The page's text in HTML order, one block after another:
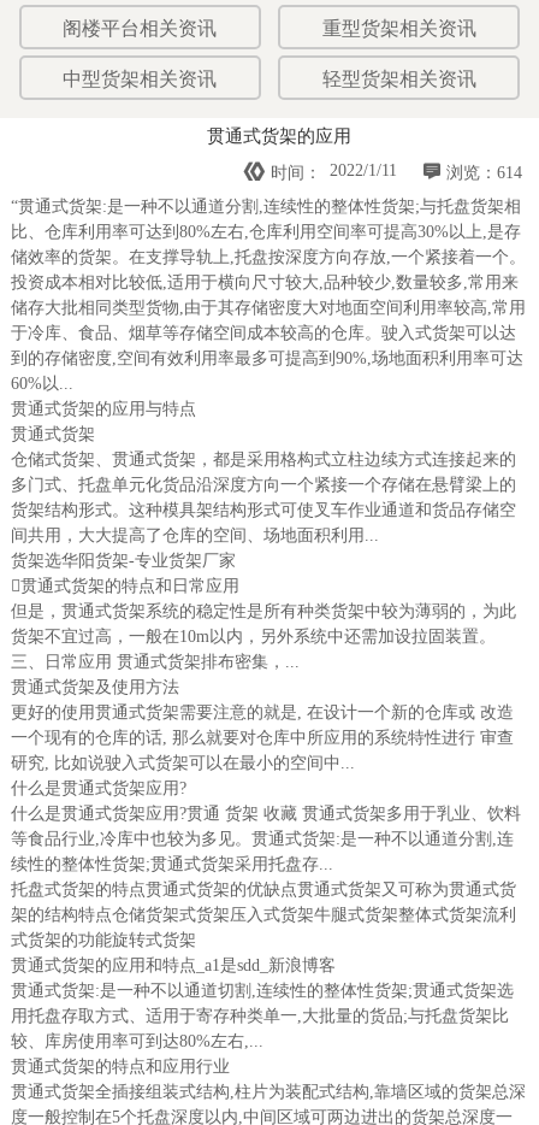
阁楼平台相关资讯 重型货架相关资讯
中型货架相关资讯 轻型货架相关资讯
贯通式货架的应用
 浏览：614
 时间：
2022/1/11
“贯通式货架:是一种不以通道分割,连续性的整体性货架;与托盘货架相
比、仓库利用率可达到80%左右,仓库利用空间率可提高30%以上,是存
储效率的货架。在支撑导轨上,托盘按深度方向存放,一个紧接着一个。
投资成本相对比较低,适用于横向尺寸较大,品种较少,数量较多,常用来
储存大批相同类型货物,由于其存储密度大对地面空间利用率较高,常用
于冷库、食品、烟草等存储空间成本较高的仓库。驶入式货架可以达
到的存储密度,空间有效利用率最多可提高到90%,场地面积利用率可达
60%以...
贯通式货架的应用与特点
贯通式货架
仓储式货架、贯通式货架，都是采用格构式立柱边续方式连接起来的
多门式、托盘单元化货品沿深度方向一个紧接一个存储在悬臂梁上的
货架结构形式。这种模具架结构形式可使叉车作业通道和货品存储空
间共用，大大提高了仓库的空间、场地面积利用...
货架选华阳货架-专业货架厂家
贯通式货架的特点和日常应用
但是，贯通式货架系统的稳定性是所有种类货架中较为薄弱的，为此
货架不宜过高，一般在10m以内，另外系统中还需加设拉固装置。
三、日常应用 贯通式货架排布密集，...
贯通式货架及使用方法
更好的使用贯通式货架需要注意的就是, 在设计一个新的仓库或 改造
一个现有的仓库的话, 那么就要对仓库中所应用的系统特性进行 审查
研究, 比如说驶入式货架可以在最小的空间中...
什么是贯通式货架应用?
什么是贯通式货架应用?贯通 货架 收藏 贯通式货架多用于乳业、饮料
等食品行业,冷库中也较为多见。贯通式货架:是一种不以通道分割,连
续性的整体性货架;贯通式货架采用托盘存...
托盘式货架的特点贯通式货架的优缺点贯通式货架又可称为贯通式货
架的结构特点仓储货架式货架压入式货架牛腿式货架整体式货架流利
式货架的功能旋转式货架
贯通式货架的应用和特点_a1是sdd_新浪博客
贯通式货架:是一种不以通道切割,连续性的整体性货架;贯通式货架选
用托盘存取方式、适用于寄存种类单一,大批量的货品;与托盘货架比
较、库房使用率可到达80%左右,...
贯通式货架的特点和应用行业
贯通式货架全插接组装式结构,柱片为装配式结构,靠墙区域的货架总深
度一般控制在5个托盘深度以内,中间区域可两边进出的货架总深度一